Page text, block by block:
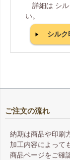
詳細は シル
い。
シルク
ご注文の流れ
納期は商品や印刷
加工内容によって
商品ページをご確